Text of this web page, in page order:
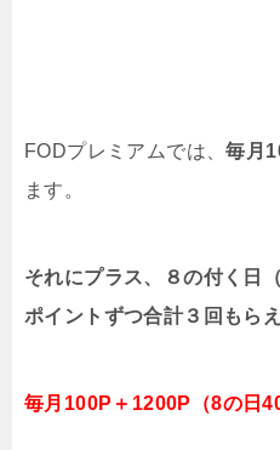
FODプレミアムでは、毎月
ます。
それにプラス、８の付く日
ポイントずつ合計３回もらえ
毎月100P＋1200P（8の日